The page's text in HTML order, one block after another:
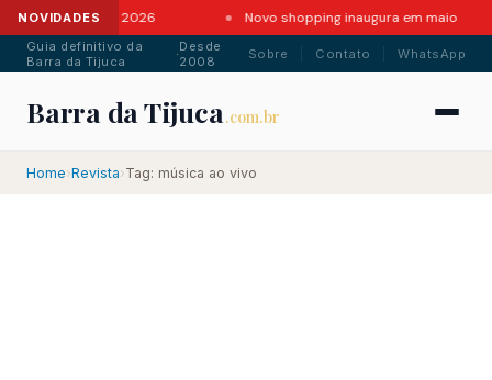
NOVIDADES
da Barra em 2026 Novo shopping inaugura em maio
Guia definitivo da
Barra da Tijuca
·Desde
2008
Sobre Contato WhatsApp
Barra da Tijuca .com.br
Home›Revista›Tag: música ao vivo